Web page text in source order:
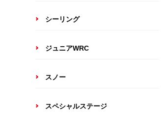
シーリング
ジュニアWRC
スノー
スペシャルステージ